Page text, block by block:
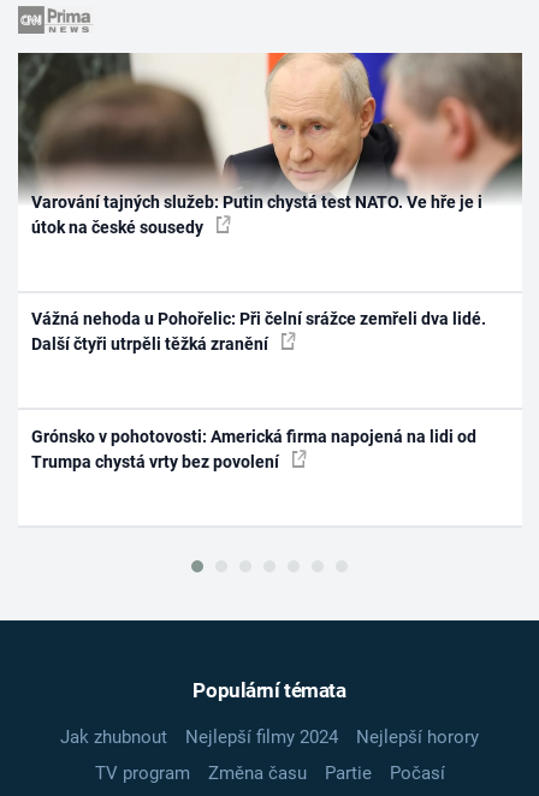
Varování tajných služeb: Putin chystá test NATO. Ve hře je i
útok na české sousedy
Vážná nehoda u Pohořelic: Při čelní srážce zemřeli dva lidé.
Další čtyři utrpěli těžká zranění
Grónsko v pohotovosti: Americká firma napojená na lidi od
Trumpa chystá vrty bez povolení
Populární témata
Jak zhubnout Nejlepší filmy 2024
Nejlepší horory
TV program
Změna času Partie
Počasí